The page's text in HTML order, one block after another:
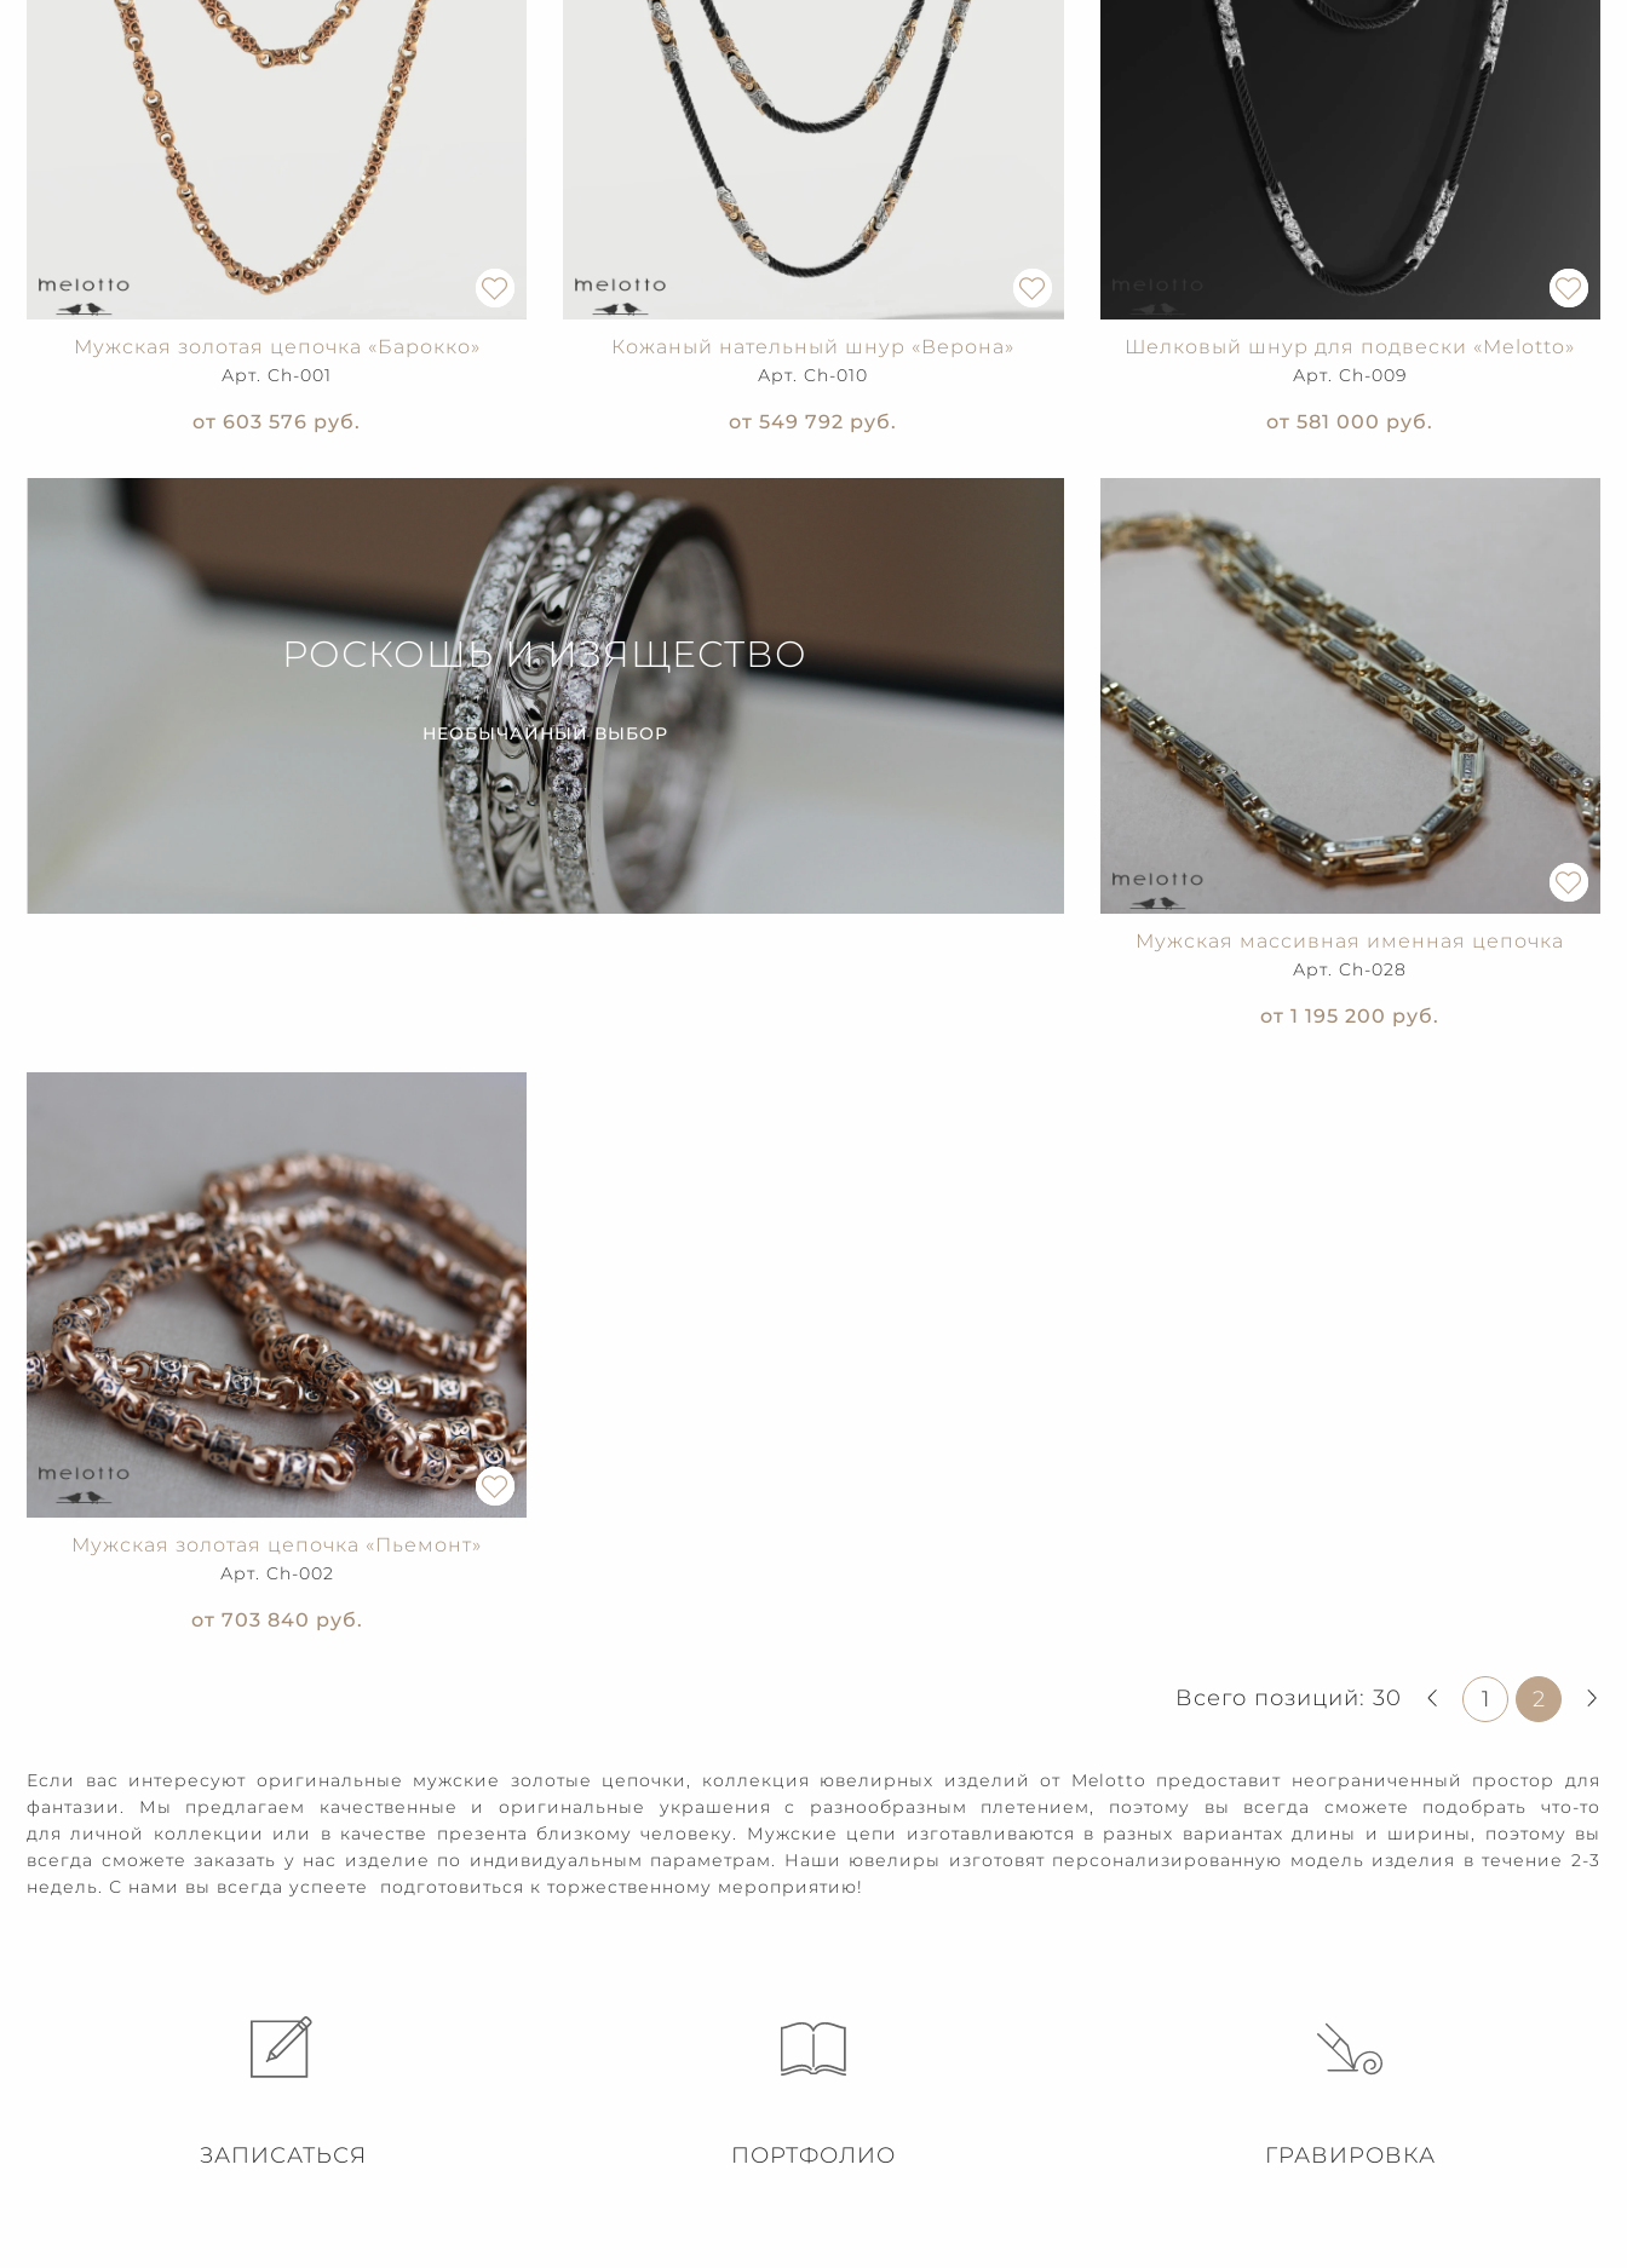
Мужская золотая цепочка «Барокко»
Арт. Ch-001
от 603 576 руб.
Кожаный нательный шнур «Верона»
Арт. Ch-010
от 549 792 руб.
Шелковый шнур для подвески «Melotto»
Арт. Ch-009
от 581 000 руб.
Мужская массивная именная цепочка
Арт. Ch-028
от 1 195 200 руб.
РОСКОШЬ И ИЗЯЩЕСТВО
НЕОБЫЧАЙНЫЙ ВЫБОР
Мужская золотая цепочка «Пьемонт»
Арт. Ch-002
от 703 840 руб.
Всего позиций: 30 1 2
Если вас интересуют оригинальные мужские золотые цепочки, коллекция ювелирных изделий от Melotto предоставит неограниченный простор для
фантазии. Мы предлагаем качественные и оригинальные украшения с разнообразным плетением, поэтому вы всегда сможете подобрать что-то
для личной коллекции или в качестве презента близкому человеку. Мужские цепи изготавливаются в разных вариантах длины и ширины, поэтому вы
всегда сможете заказать у нас изделие по индивидуальным параметрам. Наши ювелиры изготовят персонализированную модель изделия в течение 2-3
недель. С нами вы всегда успеете подготовиться к торжественному мероприятию!
ЗАПИСАТЬСЯ ПОРТФОЛИО ГРАВИРОВКА